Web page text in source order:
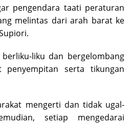
pengendara taati peraturan
melintas dari arah barat ke
liku dan bergelombang
penyempitan serta tikungan
mengerti dan tidak ugal-
setiap mengedarai